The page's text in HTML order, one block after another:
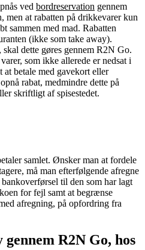
ved bordreservation gennem
at rabatten på drikkevarer kun
sammen med mad. Rabatten
(ikke som take away).
dette gøres gennem R2N Go.
som ikke allerede er nedsat i
betale med gavekort eller
rabat, medmindre dette på
skriftligt af spisestedet.
samlet. Ønsker man at fordele
må man efterfølgende afregne
til den som har lagt
for fejl samt at begrænse
afregning, på opfordring fra
R2N Go, hos